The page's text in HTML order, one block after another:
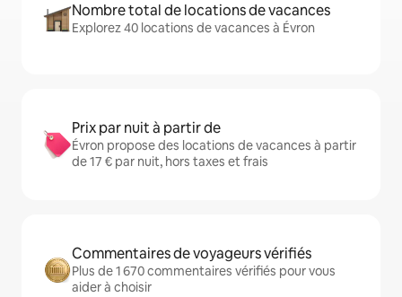
Nombre total de locations de vacances
Explorez 40 locations de vacances à Évron
Prix par nuit à partir de
Évron propose des locations de vacances à partir
de 17 € par nuit, hors taxes et frais
Commentaires de voyageurs vérifiés
Plus de 1 670 commentaires vérifiés pour vous
aider à choisir